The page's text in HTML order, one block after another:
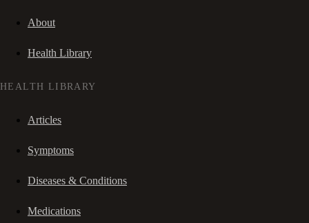
About
Health Library
HEALTH LIBRARY
Articles
Symptoms
Diseases & Conditions
Medications